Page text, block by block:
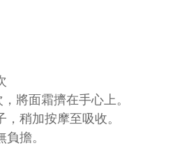
將面霜擠在手心上。
稍加按摩至吸收。
擔。